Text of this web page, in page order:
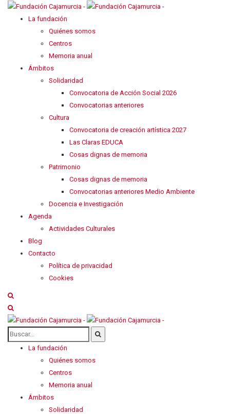
La fundación
Quiénes somos
Centros
Memoria anual
Ámbitos
Solidaridad
Convocatoria de Acción Social 2026
Convocatorias anteriores
Cultura
Convocatoria de creación artística 2027
Las Claras EDUCA
Cosas dignas de memoria
Patrimonio
Cosas dignas de memoria
Convocatorias anteriores Medio Ambiente
Docencia e Investigación
Agenda
Actividades Culturales
Blog
Contacto
Política de privacidad
Cookies
La fundación
Quiénes somos
Centros
Memoria anual
Ámbitos
Solidaridad